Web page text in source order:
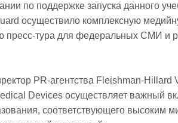
по поддержке запуска данного
осуществило комплексную
пресс-тура для федеральных СМИ и
PR-агентства Fleishman-Hillard
Devices осуществляет важный
соответствующего высоким